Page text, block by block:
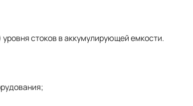
стоков в аккумулирующей емкости.